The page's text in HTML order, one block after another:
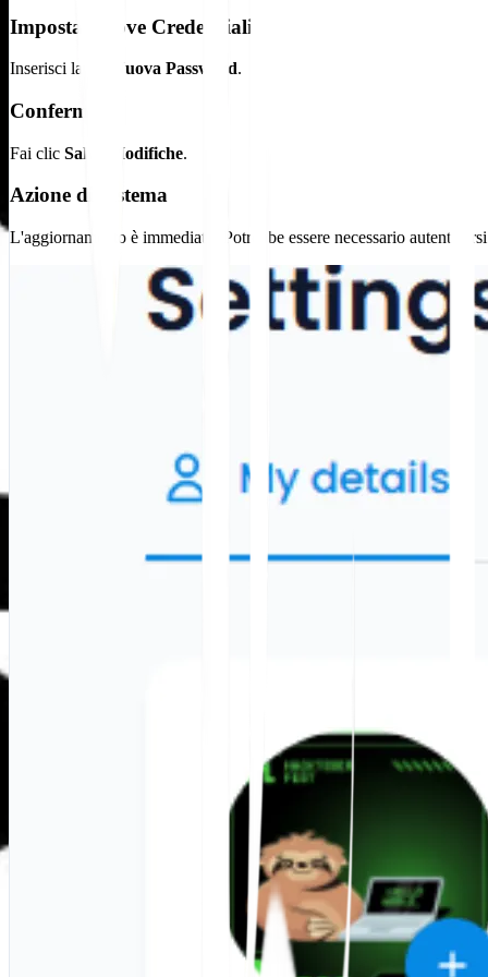
Imposta Nuove Credenziali
Inserisci la tua Nuova Password.
Conferma
Fai clic Salva Modifiche.
Azione di Sistema
L'aggiornamento è immediato. Potrebbe essere necessario